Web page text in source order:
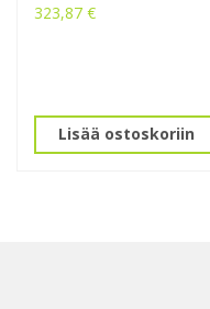
323,87 €
Lisää ostoskoriin